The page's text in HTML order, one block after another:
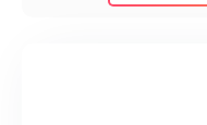
наилучшим